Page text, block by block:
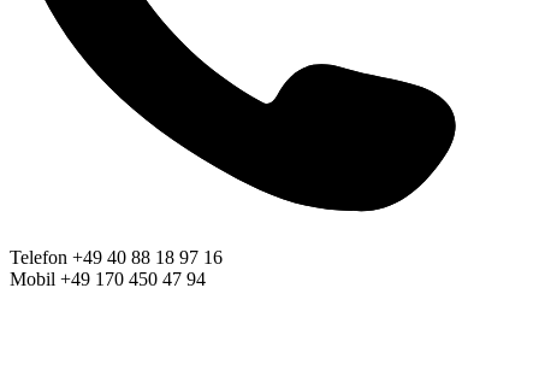
Telefon +49 40 88 18 97 16
Mobil +49 170 450 47 94